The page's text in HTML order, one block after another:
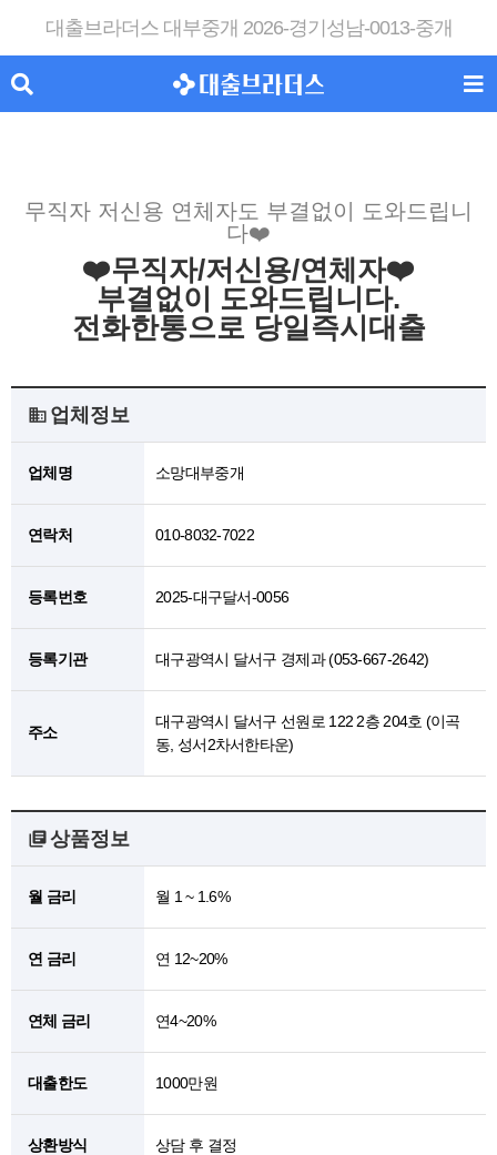
대출브라더스 대부중개 2026-경기성남-0013-중개
무직자 저신용 연체자도 부결없이 도와드립니
다❤️
❤️무직자/저신용/연체자❤️
부결없이 도와드립니다.
전화한통으로 당일즉시대출
업체정보
업체명 소망대부중개
연락처 010-8032-7022
등록번호 2025-대구달서-0056
등록기관 대구광역시 달서구 경제과 (053-667-2642)
주소
대구광역시 달서구 선원로 122 2층 204호 (이곡
동, 성서2차서한타운)
상품정보
월 금리 월 1 ~ 1.6%
연 금리 연 12~20%
연체 금리 연4~20%
대출한도 1000만원
상환방식 상담 후 결정